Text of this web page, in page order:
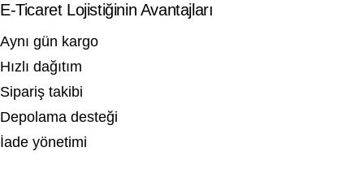
E-Ticaret Lojistiğinin Avantajları
Aynı gün kargo
Hızlı dağıtım
Sipariş takibi
Depolama desteği
İade yönetimi